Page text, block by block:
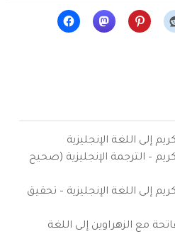
إلى اللغة الإنجليزية
– الترجمة الإنجليزية (صحيح
إلى اللغة الإنجليزية – تحقيق
مع الزهراوين إلى اللغة